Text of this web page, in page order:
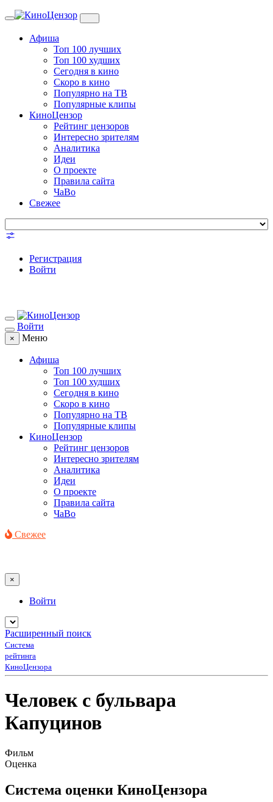
Toggle
Афиша
Топ 100 лучших
Топ 100 худших
Сегодня в кино
Скоро в кино
Популярно на ТВ
Популярные клипы
КиноЦензор
Рейтинг цензоров
Интересно зрителям
Аналитика
Идеи
О проекте
Правила сайта
ЧаВо
Свежее
Регистрация
Войти
Войти
× Меню
Афиша
Топ 100 лучших
Топ 100 худших
Сегодня в кино
Скоро в кино
Популярно на ТВ
Популярные клипы
КиноЦензор
Рейтинг цензоров
Интересно зрителям
Аналитика
Идеи
О проекте
Правила сайта
ЧаВо
Свежее
×
Войти
Расширенный поиск
Система
рейтинга
КиноЦензора
Человек с бульвара
Капуцинов
Фильм
Оценка
Система оценки КиноЦензора